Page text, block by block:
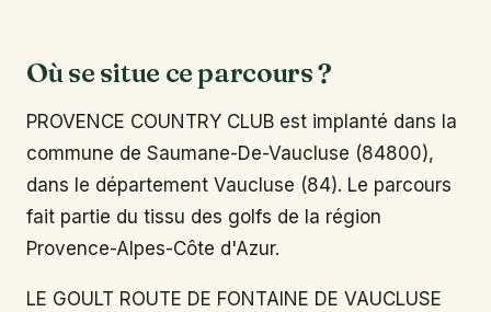
Où se situe ce parcours ?
PROVENCE COUNTRY CLUB est implanté dans la
commune de Saumane-De-Vaucluse (84800),
dans le département Vaucluse (84). Le parcours
fait partie du tissu des golfs de la région
Provence-Alpes-Côte d'Azur.
LE GOULT ROUTE DE FONTAINE DE VAUCLUSE